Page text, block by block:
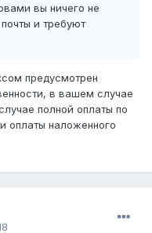
вы ничего не
и требуют
предусмотрен
в вашем случае
полной оплаты по
оплаты наложенного